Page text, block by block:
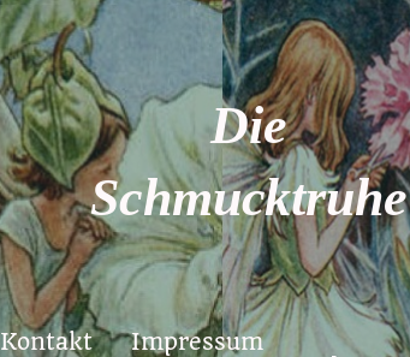
Die
Schmucktruhe
Kontakt
Impressum